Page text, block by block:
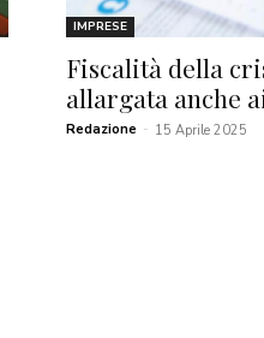
IMPRESE
Fiscalità della
allargata anche
Redazione - 15 Aprile 2025